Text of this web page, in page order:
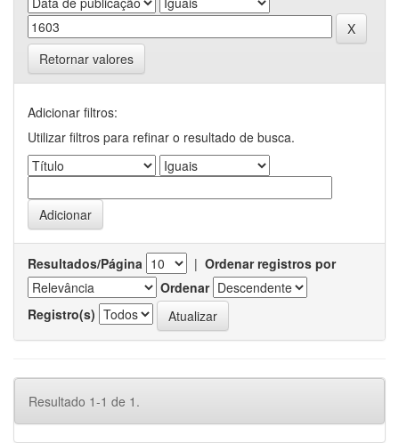
Retornar valores
Adicionar filtros:
Utilizar filtros para refinar o resultado de busca.
Resultados/Página | Ordenar registros por
Ordenar
Registro(s)
Resultado 1-1 de 1.